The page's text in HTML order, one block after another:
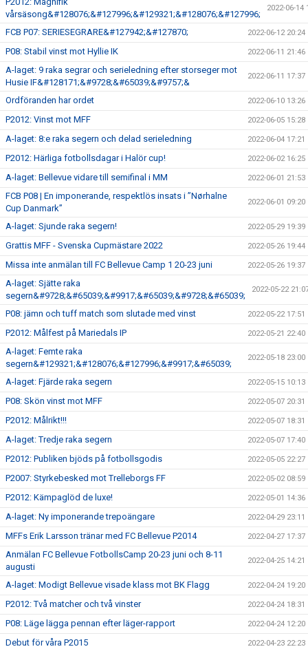
vårsäsong&#128076;&#127996;&#129321;&#128076;&#127996;
2022-06-14
FCB P07: SERIESEGRARE&#127942;&#127870; 2022-06-12 20:24
P08: Stabil vinst mot Hyllie IK 2022-06-11 21:46
A-laget: 9 raka segrar och serieledning efter storseger mot
Husie IF&#128171;&#9728;&#65039;&#9757;&
2022-06-11 17:37
Ordföranden har ordet 2022-06-10 13:26
P2012: Vinst mot MFF 2022-06-05 15:28
A-laget: 8:e raka segern och delad serieledning 2022-06-04 17:21
P2012: Härliga fotbollsdagar i Halör cup! 2022-06-02 16:25
A-laget: Bellevue vidare till semifinal i MM 2022-06-01 21:53
FCB P08 | En imponerande, respektlös insats i ”Nørhalne
Cup Danmark”
2022-06-01 09:20
A-laget: Sjunde raka segern! 2022-05-29 19:39
Grattis MFF - Svenska Cupmästare 2022 2022-05-26 19:44
Missa inte anmälan till FC Bellevue Camp 1 20-23 juni 2022-05-26 19:37
A-laget: Sjätte raka
segern&#9728;&#65039;&#9917;&#65039;&#9728;&#65039;
2022-05-22
P08: jämn och tuff match som slutade med vinst 2022-05-22 17:51
P2012: Målfest på Mariedals IP 2022-05-21 22:40
A-laget: Femte raka
segern&#129321;&#128076;&#127996;&#9917;&#65039;
2022-05-18 23:00
A-laget: Fjärde raka segern 2022-05-15 10:13
P08: Skön vinst mot MFF 2022-05-07 20:31
P2012: Målrikt!!! 2022-05-07 18:31
A-laget: Tredje raka segern 2022-05-07 17:40
P2012: Publiken bjöds på fotbollsgodis 2022-05-05 22:27
P2007: Styrkebesked mot Trelleborgs FF 2022-05-02 08:59
P2012: Kämpaglöd de luxe! 2022-05-01 14:36
A-laget: Ny imponerande trepoängare 2022-04-29 23:11
MFFs Erik Larsson tränar med FC Bellevue P2014 2022-04-27 17:37
Anmälan FC Bellevue FotbollsCamp 20-23 juni och 8-11
augusti
2022-04-25 14:21
A-laget: Modigt Bellevue visade klass mot BK Flagg 2022-04-24 19:20
P2012: Två matcher och två vinster 2022-04-24 18:31
P08: Läge lägga pennan efter läger-rapport 2022-04-24 12:20
Debut för våra P2015 2022-04-23 22:23